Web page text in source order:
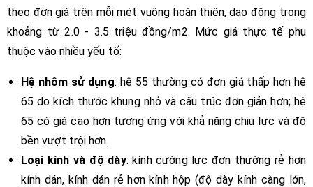
theo đơn giá trên mỗi mét vuông hoàn thiện, dao động trong
khoảng từ 2.0 - 3.5 triệu đồng/m2. Mức giá thực tế phụ
thuộc vào nhiều yếu tố:
Hệ nhôm sử dụng: hệ 55 thường có đơn giá thấp hơn hệ
65 do kích thước khung nhỏ và cấu trúc đơn giản hơn; hệ
65 có giá cao hơn tương ứng với khả năng chịu lực và độ
bền vượt trội hơn.
Loại kính và độ dày: kính cường lực đơn thường rẻ hơn
kính dán, kính dán rẻ hơn kính hộp (độ dày kính càng lớn,